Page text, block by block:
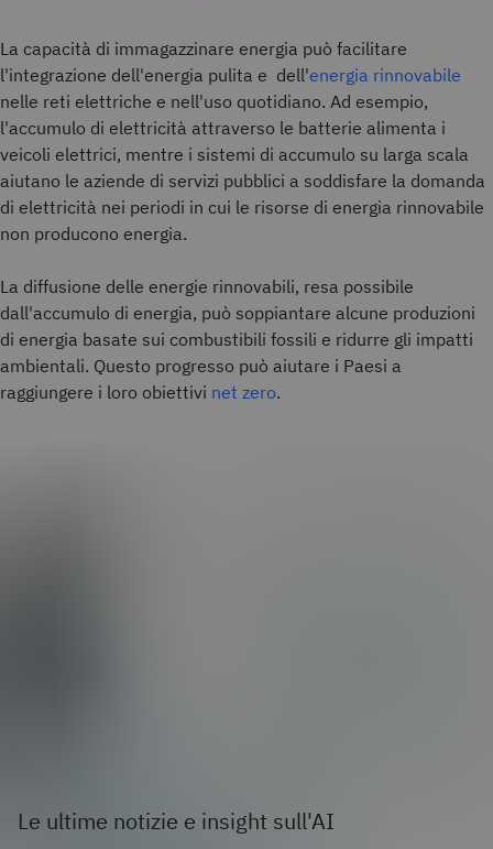
La capacità di immagazzinare energia può facilitare
l'integrazione dell'energia pulita e dell'energia rinnovabile
nelle reti elettriche e nell'uso quotidiano. Ad esempio,
l'accumulo di elettricità attraverso le batterie alimenta i
veicoli elettrici, mentre i sistemi di accumulo su larga scala
aiutano le aziende di servizi pubblici a soddisfare la domanda
di elettricità nei periodi in cui le risorse di energia rinnovabile
non producono energia.
La diffusione delle energie rinnovabili, resa possibile
dall'accumulo di energia, può soppiantare alcune produzioni
di energia basate sui combustibili fossili e ridurre gli impatti
ambientali. Questo progresso può aiutare i Paesi a
raggiungere i loro obiettivi net zero.
Le ultime notizie e insight sull'AI